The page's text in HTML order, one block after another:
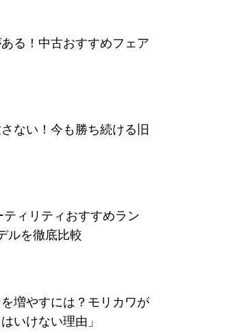
る！中古おすすめフェア
ない！今も勝ち続ける旧
ィリティおすすめラン
ルを徹底比較
増やすには？モリカワが
いけない理由」